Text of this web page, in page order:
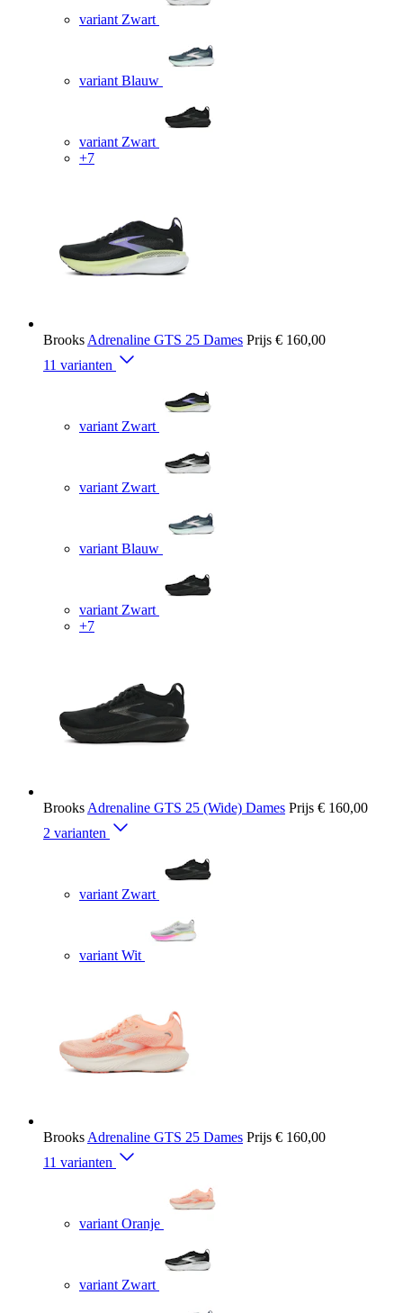
variant Zwart
variant Blauw
variant Zwart
+7
Brooks Adrenaline GTS 25 Dames Prijs € 160,00
11 varianten
variant Zwart
variant Zwart
variant Blauw
variant Zwart
+7
Brooks Adrenaline GTS 25 (Wide) Dames Prijs € 160,00
2 varianten
variant Zwart
variant Wit
Brooks Adrenaline GTS 25 Dames Prijs € 160,00
11 varianten
variant Oranje
variant Zwart